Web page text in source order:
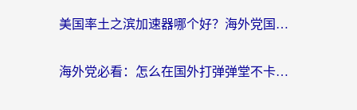
美国率土之滨加速器哪个好？海外党国服游戏畅玩终极指南（附多游戏解决方案）
海外党必看：怎么在国外打弹弹堂不卡？番茄加速器亲测指南